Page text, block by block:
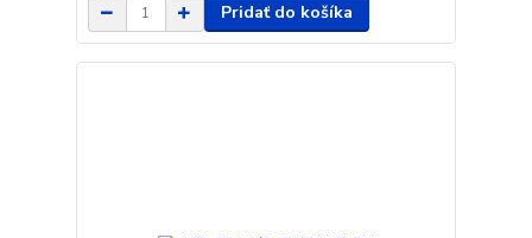
Pridať do košíka